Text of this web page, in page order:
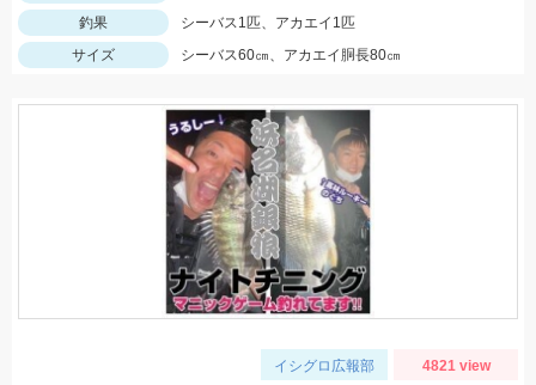
釣果
シーバス1匹、アカエイ1匹
サイズ
シーバス60㎝、アカエイ胴長80㎝
イシグロ広報部 4821 view